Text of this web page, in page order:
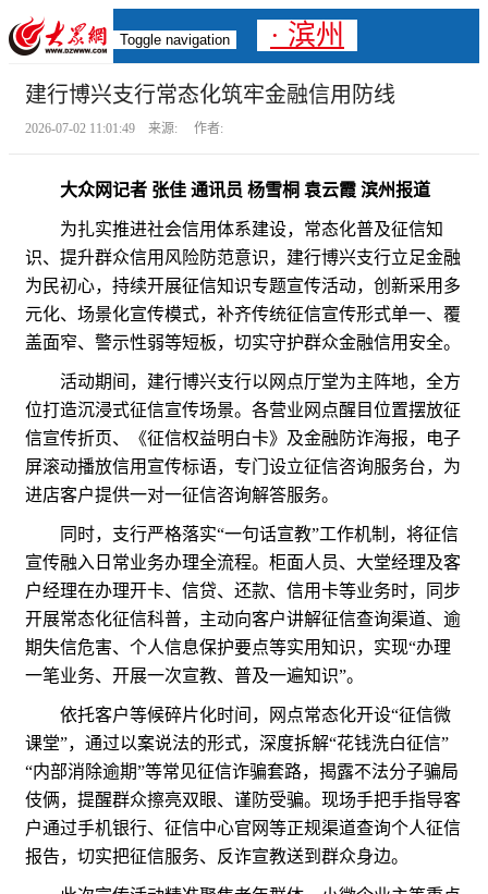
Toggle navigation · 滨州
建行博兴支行常态化筑牢金融信用防线
2026-07-02 11:01:49 来源: 作者:
大众网记者 张佳 通讯员 杨雪桐 袁云霞 滨州报道
为扎实推进社会信用体系建设，常态化普及征信知
识、提升群众信用风险防范意识，建行博兴支行立足金融
为民初心，持续开展征信知识专题宣传活动，创新采用多
元化、场景化宣传模式，补齐传统征信宣传形式单一、覆
盖面窄、警示性弱等短板，切实守护群众金融信用安全。
活动期间，建行博兴支行以网点厅堂为主阵地，全方
位打造沉浸式征信宣传场景。各营业网点醒目位置摆放征
信宣传折页、《征信权益明白卡》及金融防诈海报，电子
屏滚动播放信用宣传标语，专门设立征信咨询服务台，为
进店客户提供一对一征信咨询解答服务。
同时，支行严格落实“一句话宣教”工作机制，将征信
宣传融入日常业务办理全流程。柜面人员、大堂经理及客
户经理在办理开卡、信贷、还款、信用卡等业务时，同步
开展常态化征信科普，主动向客户讲解征信查询渠道、逾
期失信危害、个人信息保护要点等实用知识，实现“办理
一笔业务、开展一次宣教、普及一遍知识”。
依托客户等候碎片化时间，网点常态化开设“征信微
课堂”，通过以案说法的形式，深度拆解“花钱洗白征信”
“内部消除逾期”等常见征信诈骗套路，揭露不法分子骗局
伎俩，提醒群众擦亮双眼、谨防受骗。现场手把手指导客
户通过手机银行、征信中心官网等正规渠道查询个人征信
报告，切实把征信服务、反诈宣教送到群众身边。